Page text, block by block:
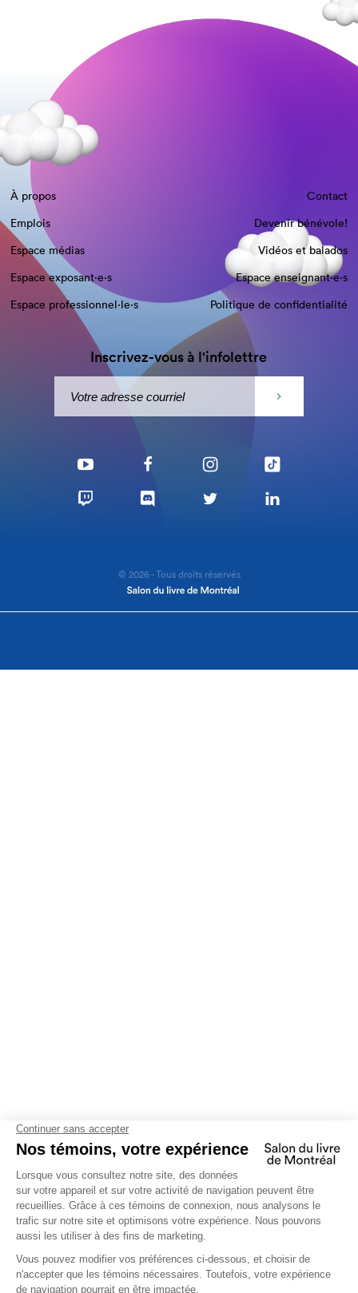
À propos
Contact
Emplois
Devenir bénévole!
Espace médias
Vidéos et balados
Espace exposant·e⋅s
Espace enseignant·e⋅s
Espace professionnel·le⋅s
Politique de confidentialité
Inscrivez-vous à l'infolettre
© 2026 - Tous droits réservés